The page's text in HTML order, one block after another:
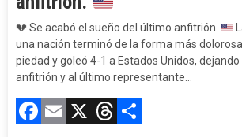
💔 Se acabó el sueño del último anfitrión.
una nación terminó de la forma más
piedad y goleó 4-1 a Estados Unidos,
anfitrión y al último representante…
Facebook
Email
X Threads